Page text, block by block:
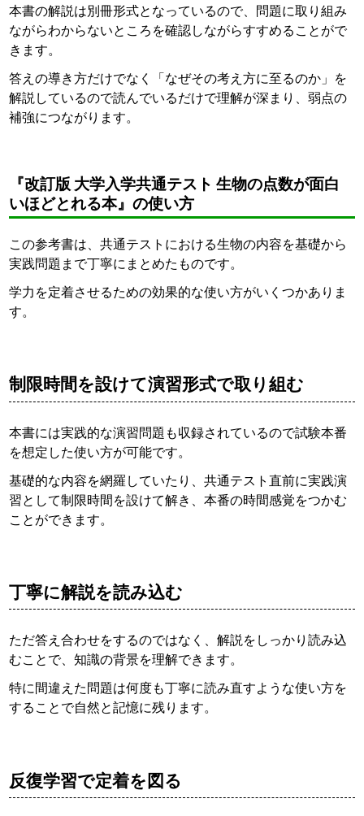
本書の解説は別冊形式となっているので、問題に取り組み
ながらわからないところを確認しながらすすめることがで
きます。
答えの導き方だけでなく「なぜその考え方に至るのか」を
解説しているので読んでいるだけで理解が深まり、弱点の
補強につながります。
『改訂版 大学入学共通テスト 生物の点数が面白
いほどとれる本』の使い方
この参考書は、共通テストにおける生物の内容を基礎から
実践問題まで丁寧にまとめたものです。
学力を定着させるための効果的な使い方がいくつかありま
す。
制限時間を設けて演習形式で取り組む
本書には実践的な演習問題も収録されているので試験本番
を想定した使い方が可能です。
基礎的な内容を網羅していたり、共通テスト直前に実践演
習として制限時間を設けて解き、本番の時間感覚をつかむ
ことができます。
丁寧に解説を読み込む
ただ答え合わせをするのではなく、解説をしっかり読み込
むことで、知識の背景を理解できます。
特に間違えた問題は何度も丁寧に読み直すような使い方を
することで自然と記憶に残ります。
反復学習で定着を図る